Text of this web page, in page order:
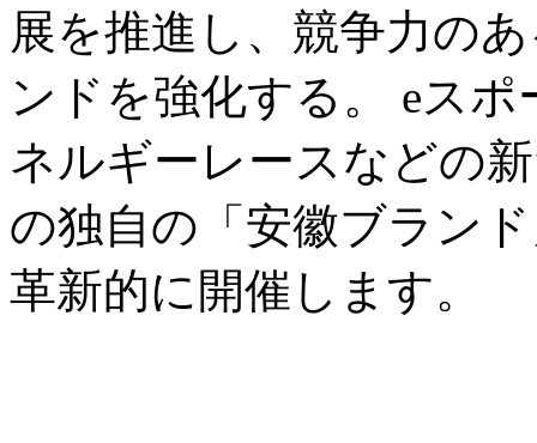
展を推進し、競争力の
ンドを強化する。 eス
ネルギーレースなどの
の独自の「安徽ブラン
革新的に開催します。